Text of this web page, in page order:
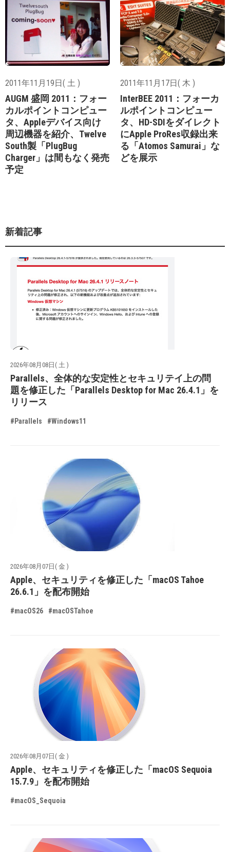
2011年11月19日( 土 )
AUGM 盛岡 2011：フォー
カルポイントコンピュー
タ、Appleデバイス向け
周辺機器を紹介、Twelve
South製「PlugBug
Charger」は間もなく発売
予定
2011年11月17日( 木 )
InterBEE 2011：フォーカ
ルポイントコンピュー
タ、HD-SDIをダイレクト
にApple ProRes収録出来
る「Atomos Samurai」な
どを展示
新着記事
2026年08月08日( 土 )
Parallels、全体的な安定性とセキュリテイ上の問
題を修正した「Parallels Desktop for Mac 26.4.1」を
リリース
#Parallels #Windows11
2026年08月07日( 金 )
Apple、セキュリティを修正した「macOS Tahoe
26.6.1」を配布開始
#macOS26 #macOSTahoe
2026年08月07日( 金 )
Apple、セキュリティを修正した「macOS Sequoia
15.7.9」を配布開始
#macOS_Sequoia